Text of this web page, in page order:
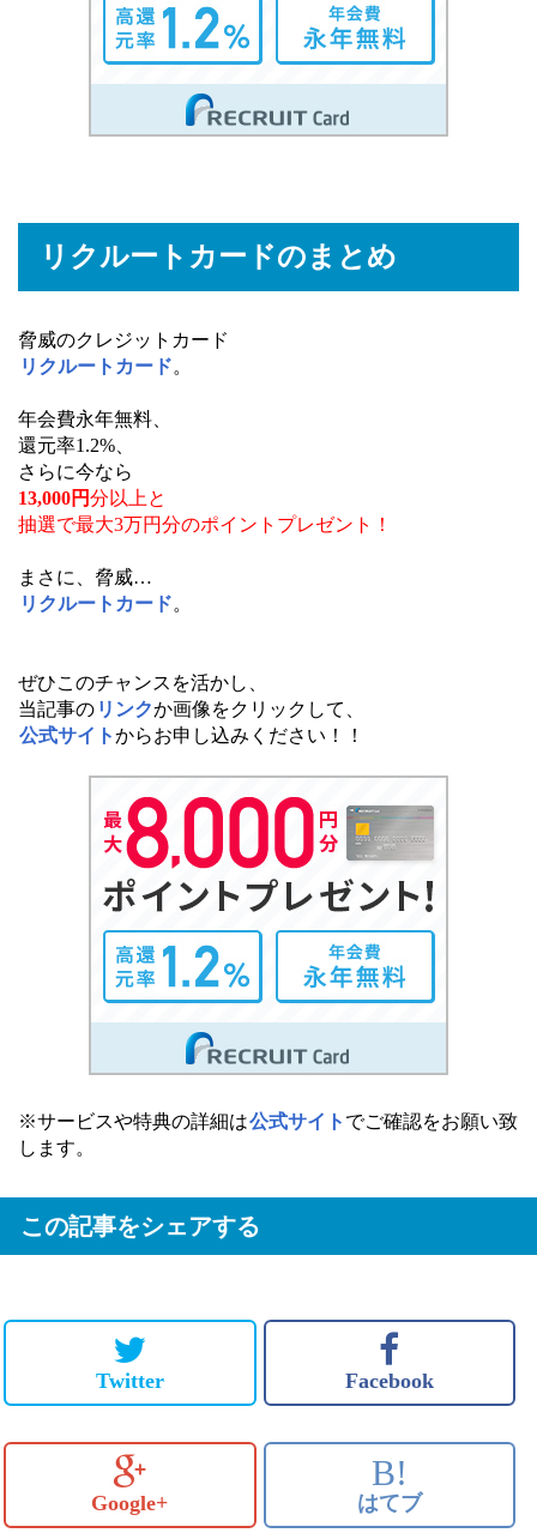
リクルートカードのまとめ
脅威のクレジットカード
リクルートカード。
年会費永年無料、
還元率1.2%、
さらに今なら
13,000円分以上と
抽選で最大3万円分のポイントプレゼント！
まさに、脅威…
リクルートカード。
ぜひこのチャンスを活かし、
当記事の リンクか画像をクリックして、
公式サイトからお申し込みください！！
※サービスや特典の詳細は公式サイト でご確認をお願い致
します。
この記事をシェアする
Twitter Facebook
Google+
B!
はてブ